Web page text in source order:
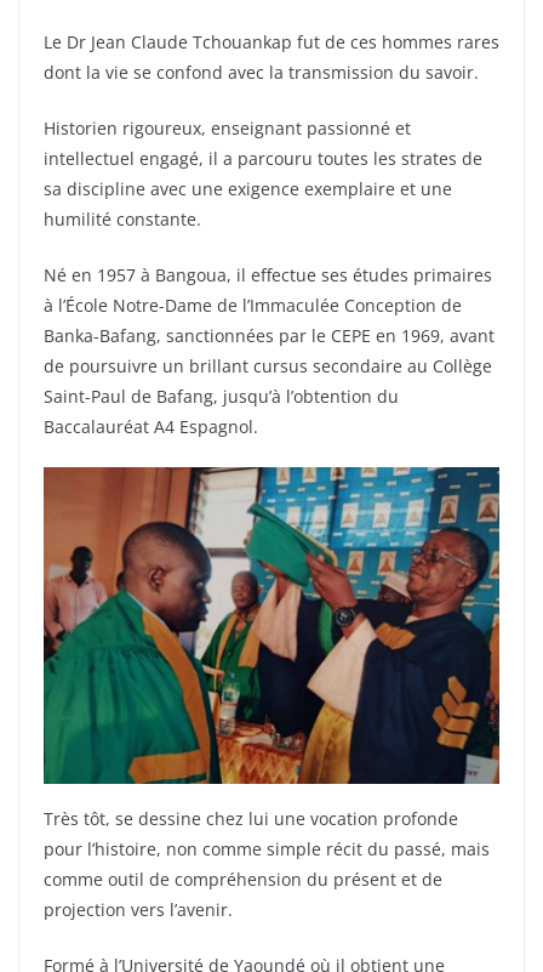
Le Dr Jean Claude Tchouankap fut de ces hommes rares
dont la vie se confond avec la transmission du savoir.
Historien rigoureux, enseignant passionné et
intellectuel engagé, il a parcouru toutes les strates de
sa discipline avec une exigence exemplaire et une
humilité constante.
Né en 1957 à Bangoua, il effectue ses études primaires
à l’École Notre-Dame de l’Immaculée Conception de
Banka-Bafang, sanctionnées par le CEPE en 1969, avant
de poursuivre un brillant cursus secondaire au Collège
Saint-Paul de Bafang, jusqu’à l’obtention du
Baccalauréat A4 Espagnol.
Très tôt, se dessine chez lui une vocation profonde
pour l’histoire, non comme simple récit du passé, mais
comme outil de compréhension du présent et de
projection vers l’avenir.
Formé à l’Université de Yaoundé où il obtient une